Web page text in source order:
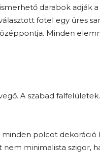
darabok adják
fotel egy üres
Minden
A szabad
polcot dekoráció
minimalista szigor,